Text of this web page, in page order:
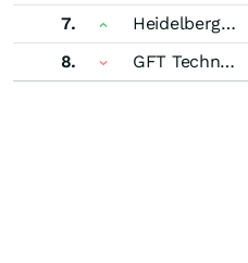
7.
Heidelberger Druckmaschinen
8.
GFT Technologies